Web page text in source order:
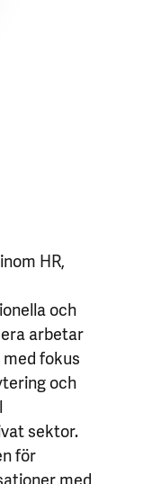
HR,
och
arbetar
fokus
och
sektor.
för
med